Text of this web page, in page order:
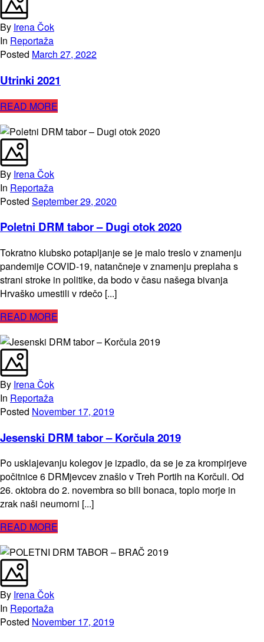
By Irena Čok
In Reportaža
Posted March 27, 2022
Utrinki 2021
READ MORE
By Irena Čok
In Reportaža
Posted September 29, 2020
Poletni DRM tabor – Dugi otok 2020
Tokratno klubsko potapljanje se je malo treslo v znamenju
pandemije COVID-19, natančneje v znamenju preplaha s
strani stroke in politike, da bodo v času našega bivanja
Hrvaško umestili v rdečo [...]
READ MORE
By Irena Čok
In Reportaža
Posted November 17, 2019
Jesenski DRM tabor – Korčula 2019
Po usklajevanju kolegov je izpadlo, da se je za krompirjeve
počitnice 6 DRMjevcev znašlo v Treh Portih na Korčuli. Od
26. oktobra do 2. novembra so bili bonaca, toplo morje in
zrak naši neumorni [...]
READ MORE
By Irena Čok
In Reportaža
Posted November 17, 2019